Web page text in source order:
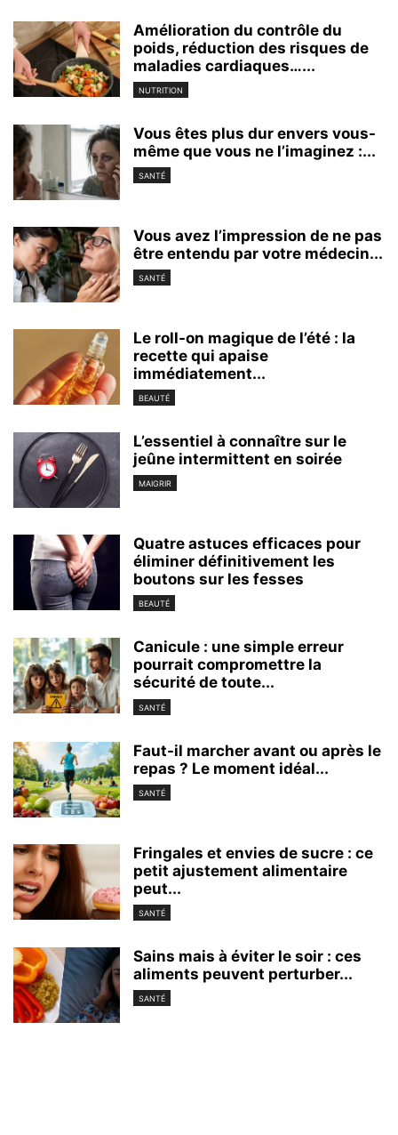
Amélioration du contrôle du
poids, réduction des risques de
maladies cardiaques…...
NUTRITION
Vous êtes plus dur envers vous-
même que vous ne l’imaginez :...
SANTÉ
Vous avez l’impression de ne pas
être entendu par votre médecin...
SANTÉ
Le roll-on magique de l’été : la
recette qui apaise
immédiatement...
BEAUTÉ
L’essentiel à connaître sur le
jeûne intermittent en soirée
MAIGRIR
Quatre astuces efficaces pour
éliminer définitivement les
boutons sur les fesses
BEAUTÉ
Canicule : une simple erreur
pourrait compromettre la
sécurité de toute...
SANTÉ
Faut-il marcher avant ou après le
repas ? Le moment idéal...
SANTÉ
Fringales et envies de sucre : ce
petit ajustement alimentaire
peut...
SANTÉ
Sains mais à éviter le soir : ces
aliments peuvent perturber...
SANTÉ